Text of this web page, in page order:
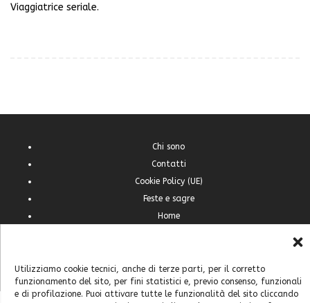
Utilizziamo cookie tecnici, anche di terze parti, per il corretto
funzionamento del sito, per fini statistici e, previo consenso, funzionali
e di profilazione. Puoi attivare tutte le funzionalità del sito cliccando
Viaggiatrice seriale.
Chi sono
Contatti
Cookie Policy (UE)
Feste e sagre
Home